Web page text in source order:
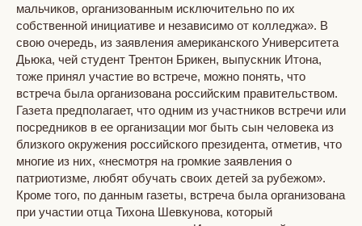
мальчиков, организованным исключительно по их
собственной инициативе и независимо от колледжа». В
свою очередь, из заявления американского Университета
Дьюка, чей студент Трентон Брикен, выпускник Итона,
тоже принял участие во встрече, можно понять, что
встреча была организована российским правительством.
Газета предполагает, что одним из участников встречи или
посредников в ее организации мог быть сын человека из
близкого окружения российского президента, отметив, что
многие из них, «несмотря на громкие заявления о
патриотизме, любят обучать своих детей за рубежом».
Кроме того, по данным газеты, встреча была организована
при участии отца Тихона Шевкунова, который